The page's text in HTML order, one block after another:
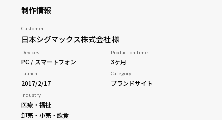
制作情報
Customer
日本シグマックス株式会社 様
Devices
PC / スマートフォン
Production Time
3ヶ月
Launch
2017/2/17
Category
ブランドサイト
Industry
医療・福祉
卸売・小売・飲食